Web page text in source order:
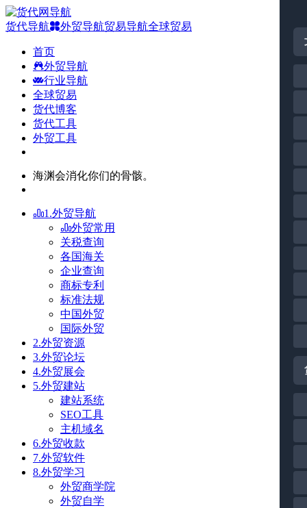
货代导航 外贸导航贸易导航全球贸易
首页
外贸导航
行业导航
全球贸易
货代博客
货代工具
外贸工具
海渊会消化你们的骨骸。
1.外贸导航
外贸常用
关税查询
各国海关
企业查询
商标专利
标准法规
中国外贸
国际外贸
2.外贸资源
3.外贸论坛
4.外贸展会
5.外贸建站
建站系统
SEO工具
主机域名
6.外贸收款
7.外贸软件
8.外贸学习
外贸商学院
外贸自学